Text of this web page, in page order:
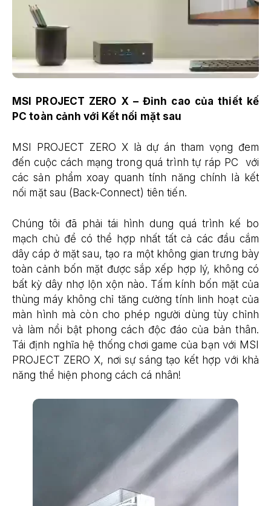
MSI PROJECT ZERO X – Đỉnh cao của thiết kế
PC toàn cảnh với Kết nối mặt sau
MSI PROJECT ZERO X là dự án tham vọng đem
đến cuộc cách mạng trong quá trình tự ráp PC với
các sản phẩm xoay quanh tính năng chính là kết
nối mặt sau (Back-Connect) tiên tiến.
Chúng tôi đã phải tái hình dung quá trình kế bo
mạch chủ để có thể hợp nhất tất cả các đầu cắm
dây cáp ở mặt sau, tạo ra một không gian trưng bày
toàn cảnh bốn mặt được sắp xếp hợp lý, không có
bất kỳ dây nhợ lộn xộn nào. Tấm kính bốn mặt của
thùng máy không chỉ tăng cường tính linh hoạt của
màn hình mà còn cho phép người dùng tùy chỉnh
và làm nổi bật phong cách độc đáo của bản thân.
Tái định nghĩa hệ thống chơi game của bạn với MSI
PROJECT ZERO X, nơi sự sáng tạo kết hợp với khả
năng thể hiện phong cách cá nhân!